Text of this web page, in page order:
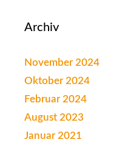
Archiv
November 2024
Oktober 2024
Februar 2024
August 2023
Januar 2021